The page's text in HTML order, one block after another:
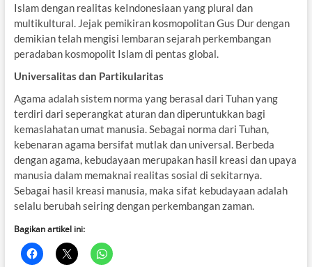
Islam dengan realitas keIndonesiaan yang plural dan
multikultural. Jejak pemikiran kosmopolitan Gus Dur dengan
demikian telah mengisi lembaran sejarah perkembangan
peradaban kosmopolit Islam di pentas global.
Universalitas dan Partikularitas
Agama adalah sistem norma yang berasal dari Tuhan yang
terdiri dari seperangkat aturan dan diperuntukkan bagi
kemaslahatan umat manusia. Sebagai norma dari Tuhan,
kebenaran agama bersifat mutlak dan universal. Berbeda
dengan agama, kebudayaan merupakan hasil kreasi dan upaya
manusia dalam memaknai realitas sosial di sekitarnya.
Sebagai hasil kreasi manusia, maka sifat kebudayaan adalah
selalu berubah seiring dengan perkembangan zaman.
Bagikan artikel ini: